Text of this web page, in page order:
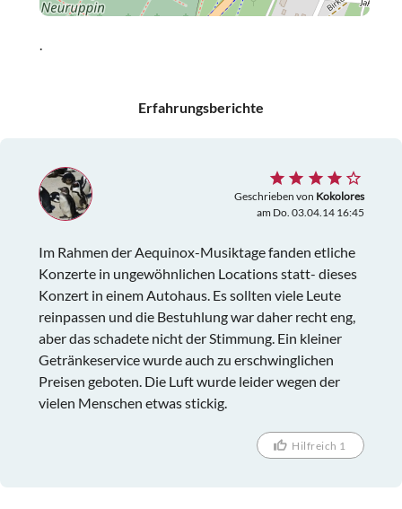
.
Erfahrungsberichte
Geschrieben von Kokolores
am Do. 03.04.14 16:45
Im Rahmen der Aequinox-Musiktage fanden etliche
Konzerte in ungewöhnlichen Locations statt- dieses
Konzert in einem Autohaus. Es sollten viele Leute
reinpassen und die Bestuhlung war daher recht eng,
aber das schadete nicht der Stimmung. Ein kleiner
Getränkeservice wurde auch zu erschwinglichen
Preisen geboten. Die Luft wurde leider wegen der
vielen Menschen etwas stickig.
Hilfreich 1